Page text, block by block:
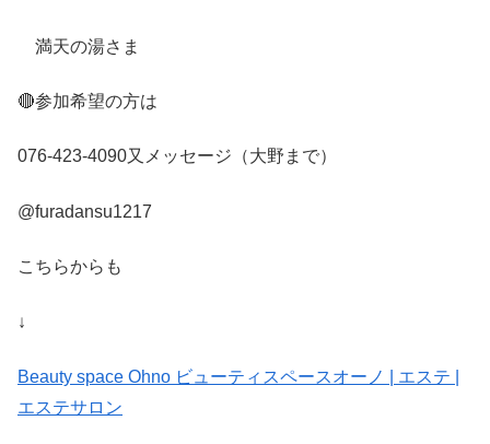
満天の湯さま
🔴参加希望の方は
076-423-4090又メッセージ（大野まで）
@furadansu1217
こちらからも
↓
Beauty space Ohno ビューティスペースオーノ | エステ |
エステサロン